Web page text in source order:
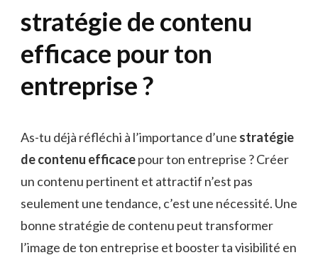
stratégie de contenu
efficace pour ton
entreprise ?
As-tu déjà réfléchi à l’importance d’une stratégie
de contenu efficacepour ton entreprise ? Créer
un contenu pertinent et attractif n’est pas
seulement une tendance, c’est une nécessité. Une
bonne stratégie de contenu peut transformer
l’image de ton entreprise et booster ta visibilité en